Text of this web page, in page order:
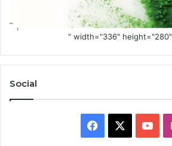
" width="336"
Social
Facebook